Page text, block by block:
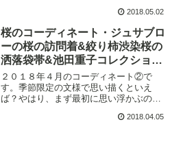
ど・・・着物ならではの、季節の文様を
楽しむ。自分で学んだことを取り入れ
て、コーディネートするのは楽し…
2018.05.02
桜のコーディネート・ジュサブロ
ーの桜の訪問着&絞り柿渋染桜の
洒落袋帯&池田重子コレクション
の紋紗の長羽織
２０１８年４月のコーディネート②で
す。季節限定の文様で思い描くといえ
ば？やはり、まず最初に思い浮かぶのは
なりましたが、桜の訪問着と桜の洒落袋
2018.04.05